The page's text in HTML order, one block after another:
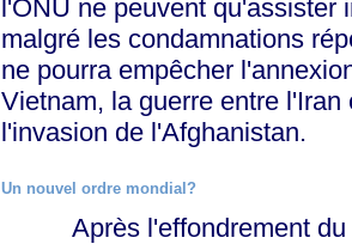
l'ONU ne peuvent qu'assister
malgré les condamnations
ne pourra empêcher
Vietnam, la guerre entre
l'invasion de l'Afghanistan.
Un nouvel ordre mondial?
Après l'effondrement du